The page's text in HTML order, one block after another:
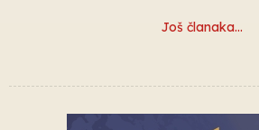
Još članaka…